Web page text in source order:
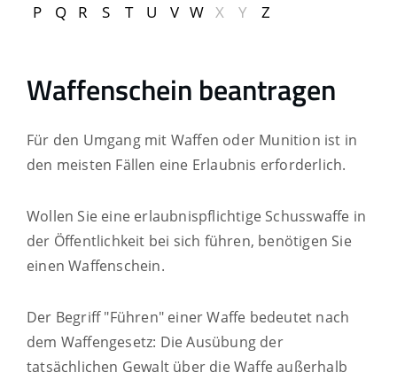
P
Q R S T U V W X Y Z
Waffenschein beantragen
Für den Umgang mit Waffen oder Munition ist in
den meisten Fällen eine Erlaubnis erforderlich.
Wollen Sie eine erlaubnispflichtige Schusswaffe in
der Öffentlichkeit bei sich führen, benötigen Sie
einen Waffenschein.
Der Begriff "Führen" einer Waffe bedeutet nach
dem Waffengesetz: Die Ausübung der
tatsächlichen Gewalt über die Waffe außerhalb